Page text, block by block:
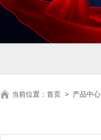
当前位置： 首页 > 产品中心